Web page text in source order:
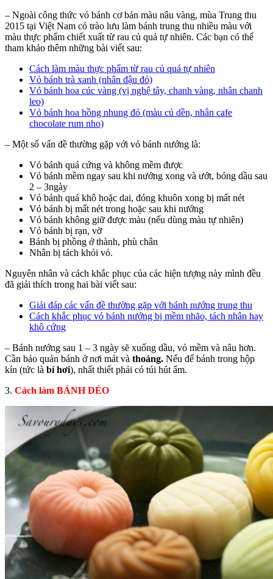
– Ngoài công thức vỏ bánh cơ bản màu nâu vàng, mùa Trung thu
2015 tại Việt Nam có trào lưu làm bánh trung thu nhiều màu với
màu thực phẩm chiết xuất từ rau củ quả tự nhiên. Các bạn có thể
tham khảo thêm những bài viết sau:
Cách làm màu thực phẩm từ rau củ quả tự nhiên
Vỏ bánh trà xanh (nhân đậu đỏ)
Vỏ bánh hoa cúc vàng (vị nghệ tây, chanh vàng, nhân chanh
leo)
Vỏ bánh hoa hồng nhung đỏ (màu củ dền, nhân cafe
chocolate rum nho)
– Một số vấn đề thường gặp với vỏ bánh nướng là:
Vỏ bánh quá cứng và không mềm được
Vỏ bánh mềm ngay sau khi nướng xong và ướt, bóng dầu sau
2 – 3ngày
Vỏ bánh quá khô hoặc dai, đóng khuôn xong bị mất nét
Vỏ bánh bị mất nét trong hoặc sau khi nướng
Vỏ bánh không giữ được màu (nếu dùng màu tự nhiên)
Vỏ bánh bị rạn, vỡ
Bánh bị phồng ở thành, phù chân
Nhân bị tách khỏi vỏ.
Nguyên nhân và cách khắc phục của các hiện tượng này mình đều
đã giải thích trong hai bài viết sau:
Giải đáp các vấn đề thường gặp với bánh nướng trung thu
Cách khắc phục vỏ bánh nướng bị mềm nhão, tách nhân hay
khô cứng
– Bánh nướng sau 1 – 3 ngày sẽ xuống dầu, vỏ mềm và nâu hơn.
Cần bảo quản bánh ở nơi mát và thoáng. Nếu để bánh trong hộp
kín (tức là bí hơi), nhất thiết phải có túi hút ẩm.
3. Cách làm BÁNH DẺO